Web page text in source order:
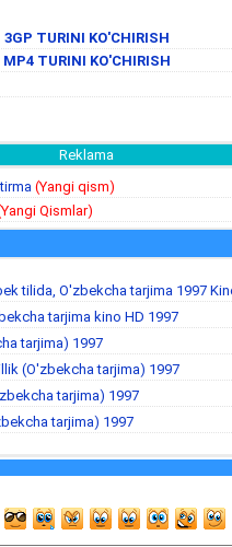
3GP TURINI KO'CHIRISH
MP4 TURINI KO'CHIRISH
Reklama
(Yangi qism)
Qismlar)
tilida, O'zbekcha tarjima 1997
tarjima kino HD 1997
tarjima) 1997
(O'zbekcha tarjima) 1997
tarjima) 1997
tarjima) 1997